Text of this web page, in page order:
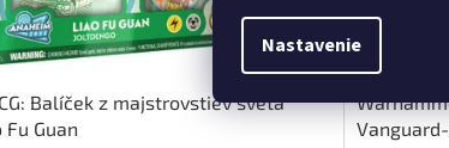
Nastavenie
Balíček z majstrovstiev sveta
Guan